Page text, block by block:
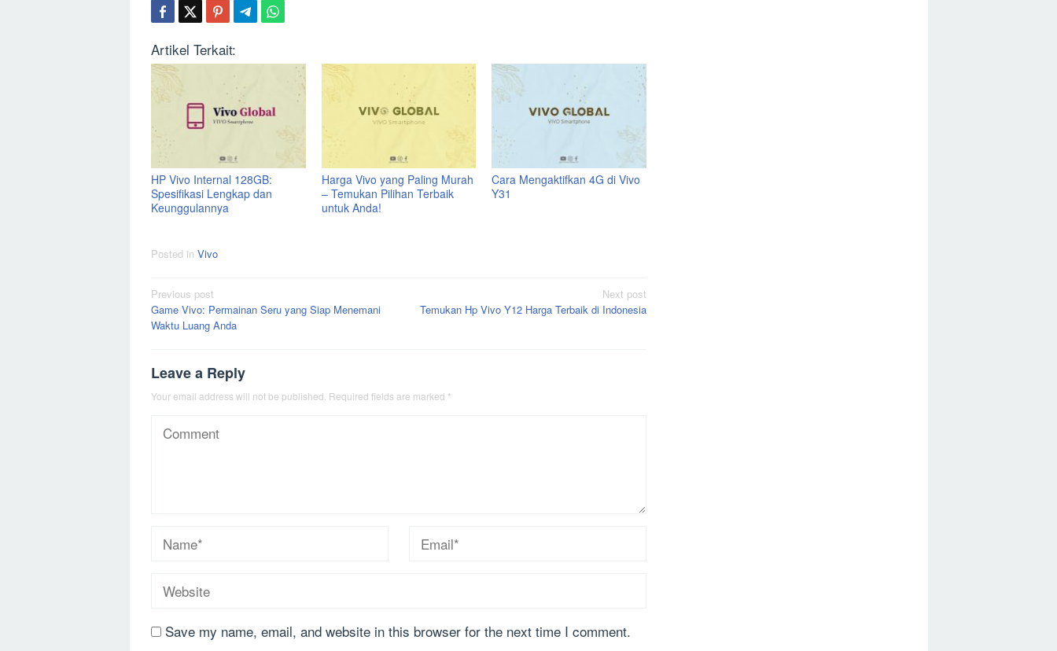
Artikel Terkait:
HP Vivo Internal 128GB:
Spesifikasi Lengkap dan
Keunggulannya
Harga Vivo yang Paling Murah
– Temukan Pilihan Terbaik
untuk Anda!
Cara Mengaktifkan 4G di Vivo
Y31
Posted in Vivo
Post
navigation
Previous post
Game Vivo: Permainan Seru yang Siap Menemani
Waktu Luang Anda
Next post
Temukan Hp Vivo Y12 Harga Terbaik di Indonesia
Leave a Reply
Your email address will not be published. Required fields are marked *
Save my name, email, and website in this browser for the next time I comment.